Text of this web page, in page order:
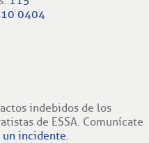
0404
indebidos de los
de ESSA. Comunícate
un incidente.